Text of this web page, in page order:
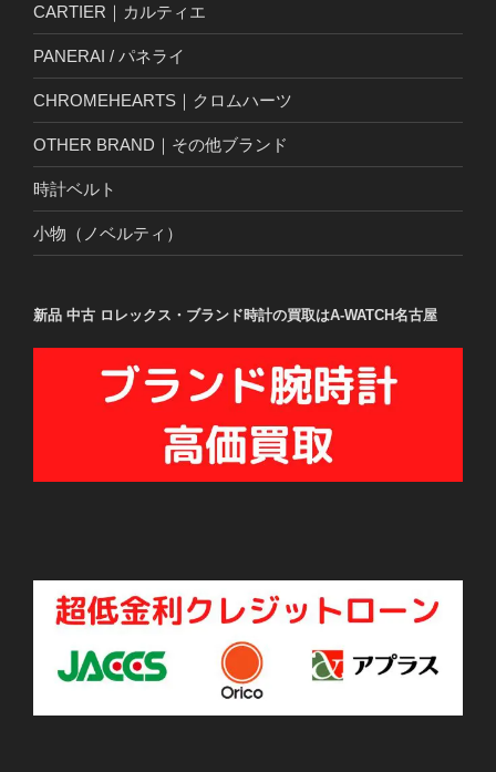
CARTIER｜カルティエ
PANERAI / パネライ
CHROMEHEARTS｜クロムハーツ
OTHER BRAND｜その他ブランド
時計ベルト
小物（ノベルティ）
新品 中古 ロレックス・ブランド時計の買取はA-WATCH名古屋